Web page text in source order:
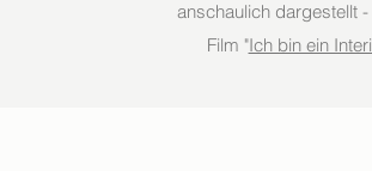
anschaulich dargestellt
Film "Ich bin ein